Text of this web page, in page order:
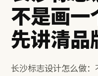
提示：⌘/Ctrl + K 随时唤起搜索
不是画一
先讲清品
长沙标志设计怎么做